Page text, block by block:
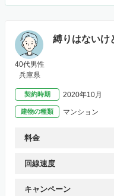
縛りはない
40代男性
兵庫県
契約時期 2020年10月
建物の種類 マンション
料金
回線速度
キャンペーン